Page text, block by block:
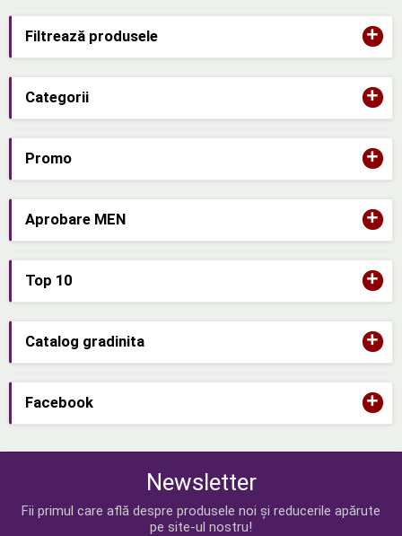
Filtrează produsele +
Categorii +
Promo +
Aprobare MEN +
Top 10 +
Catalog gradinita +
Facebook +
Newsletter
Fii primul care află despre produsele noi și reducerile apărute
pe site-ul nostru!